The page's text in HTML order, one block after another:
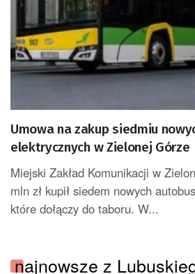
Umowa na zakup siedmiu
elektrycznych w Zielonej Górze
Miejski Zakład Komunikacji w
mln zł kupił siedem nowych
które dołączy do taboru. W...
najnowsze z